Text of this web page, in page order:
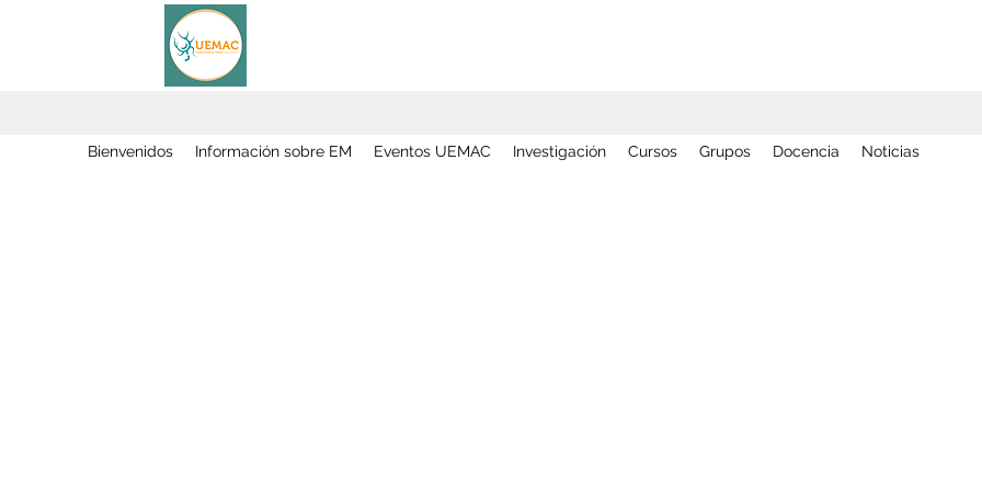
Bienvenidos Información sobre EM Eventos UEMAC Investigación Cursos Grupos Docencia Noticias